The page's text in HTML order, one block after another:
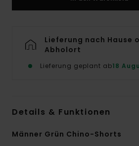
Lieferung nach Hause
Abholort
Lieferung geplant ab18
Details & Funktionen
Männer Grün Chino-Shorts